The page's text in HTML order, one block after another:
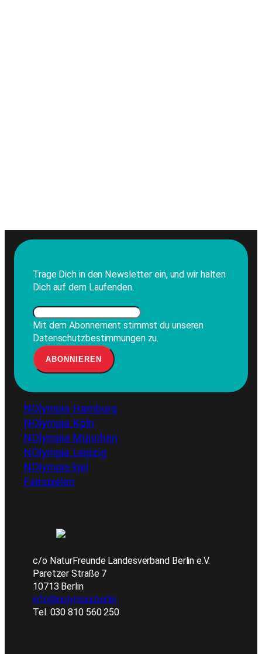
Trage Dich in den Newsletter ein, und wir halten
Dich auf dem Laufenden.
Mit dem Abonnement stimmst du unseren
Datenschutzbestimmungen zu.
NOlympia Hamburg
NOlympia Köln
NOlympia München
NOlympia Leipzig
NOlympia kiel
Fairspielen
c/o NaturFreunde Landesverband Berlin e.V.
Paretzer Straße 7
10713 Berlin
info@nolympia.berlin
Tel. 030 810 560 250